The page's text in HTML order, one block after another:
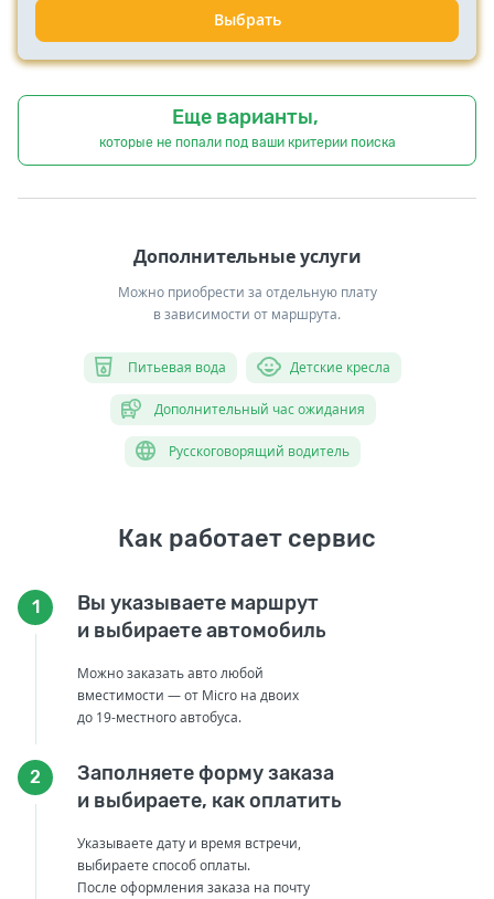
Выбрать
Еще варианты,
которые не попали под ваши критерии поиска
Дополнительные услуги
Можно приобрести за отдельную плату
в зависимости от маршрута.
Питьевая вода Детские кресла
Дополнительный час ожидания
Русскоговорящий водитель
Как работает сервис
1
Вы указываете маршрут
и выбираете автомобиль
Можно заказать авто любой
вместимости — от Micro на двоих
до 19-местного автобуса.
2
Заполняете форму заказа
и выбираете, как оплатить
Указываете дату и время встречи,
выбираете способ оплаты.
После оформления заказа на почту